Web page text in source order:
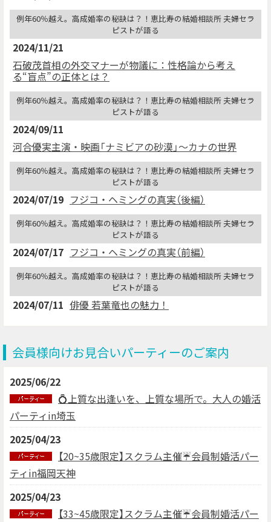
2024/11/21
石破茂首相の外交マナーが物議に：性格論から考え
る“盲点”の正体とは？
例年60％越え。高成婚率の秘訣は？！恵比寿の結婚相談所 夫婦セラ
ピストが語る
2024/09/11
河合優実主演・映画「ナミビアの砂漠」〜カナの世界
例年60％越え。高成婚率の秘訣は？！恵比寿の結婚相談所 夫婦セラ
ピストが語る
2024/07/19 フジコ・ヘミングの真実（後編）
例年60％越え。高成婚率の秘訣は？！恵比寿の結婚相談所 夫婦セラ
ピストが語る
2024/07/17 フジコ・ヘミングの真実（前編）
例年60％越え。高成婚率の秘訣は？！恵比寿の結婚相談所 夫婦セラ
ピストが語る
2024/07/11 俳優 若葉竜也の魅力！
例年60％越え。高成婚率の秘訣は？！恵比寿の結婚相談所 夫婦セラ
ピストが語る
会員様向けお見合いパーティーのご案内
2025/06/22
💍上質な出逢いを、上質な場所で。大人の婚活
パーティin埼玉
2025/04/23
【20~35歳限定】スクラム主催☔会員制婚活パー
ティin福岡天神
2025/04/23
【33~45歳限定】スクラム主催☔会員制婚活パー